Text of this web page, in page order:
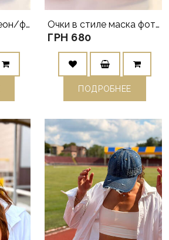
Очки маска хамелеон/фотохром коричневые TF26 Очки в стиле маска фотохром/хамелеон TF26 лео/серый
ГРН 680
ПОДРОБНЕЕ